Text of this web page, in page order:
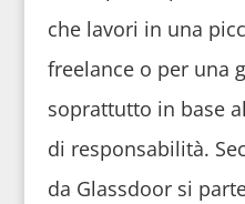
che lavori in una
freelance o per una
soprattutto in base
di responsabilità.
da Glassdoor si